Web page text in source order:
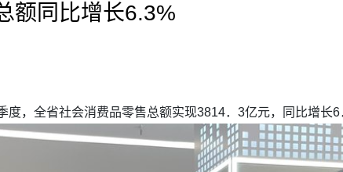
额同比增长6.3%
，全省社会消费品零售总额实现3814．3亿元，同比增长6